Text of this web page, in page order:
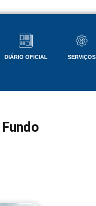
DIÁRIO OFICIAL SERVIÇOS